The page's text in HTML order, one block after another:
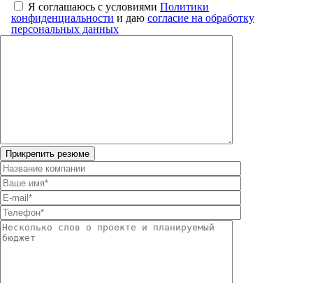
Я соглашаюсь с условиями Политики
конфиденциальности и даю согласие на обработку
персональных данных